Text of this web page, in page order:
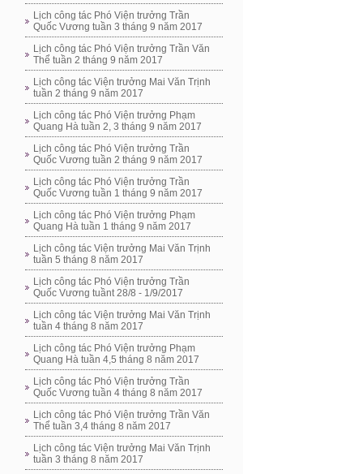
Lịch công tác Phó Viện trưởng Trần
Quốc Vương tuần 3 tháng 9 năm 2017
Lịch công tác Phó Viện trưởng Trần Văn
Thể tuần 2 tháng 9 năm 2017
Lịch công tác Viện trưởng Mai Văn Trịnh
tuần 2 tháng 9 năm 2017
Lịch công tác Phó Viện trưởng Phạm
Quang Hà tuần 2, 3 tháng 9 năm 2017
Lịch công tác Phó Viện trưởng Trần
Quốc Vương tuần 2 tháng 9 năm 2017
Lịch công tác Phó Viện trưởng Trần
Quốc Vương tuần 1 tháng 9 năm 2017
Lịch công tác Phó Viện trưởng Phạm
Quang Hà tuần 1 tháng 9 năm 2017
Lịch công tác Viện trưởng Mai Văn Trịnh
tuần 5 tháng 8 năm 2017
Lịch công tác Phó Viện trưởng Trần
Quốc Vương tuầnt 28/8 - 1/9/2017
Lịch công tác Viện trưởng Mai Văn Trịnh
tuần 4 tháng 8 năm 2017
Lịch công tác Phó Viện trưởng Phạm
Quang Hà tuần 4,5 tháng 8 năm 2017
Lịch công tác Phó Viện trưởng Trần
Quốc Vương tuần 4 tháng 8 năm 2017
Lịch công tác Phó Viện trưởng Trần Văn
Thể tuần 3,4 tháng 8 năm 2017
Lịch công tác Viện trưởng Mai Văn Trịnh
tuần 3 tháng 8 năm 2017